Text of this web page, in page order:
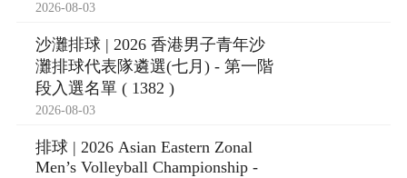
2026-08-03
沙灘排球 | 2026 香港男子青年沙
灘排球代表隊遴選(七月) - 第一階
段入選名單 ( 1382 )
2026-08-03
排球 | 2026 Asian Eastern Zonal
Men’s Volleyball Championship -